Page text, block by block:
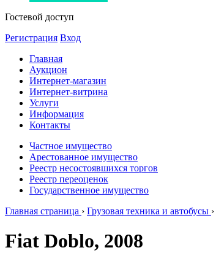
Гостевой доступ
Регистрация Вход
Главная
Аукцион
Интернет-магазин
Интернет-витрина
Услуги
Информация
Контакты
Частное имущество
Арестованное имущество
Реестр несостоявшихся торгов
Реестр переоценок
Государственное имущество
Главная страница › Грузовая техника и автобусы ›
Fiat Doblo, 2008